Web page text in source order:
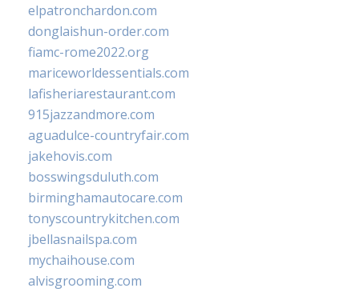
elpatronchardon.com
donglaishun-order.com
fiamc-rome2022.org
mariceworldessentials.com
lafisheriarestaurant.com
915jazzandmore.com
aguadulce-countryfair.com
jakehovis.com
bosswingsduluth.com
birminghamautocare.com
tonyscountrykitchen.com
jbellasnailspa.com
mychaihouse.com
alvisgrooming.com